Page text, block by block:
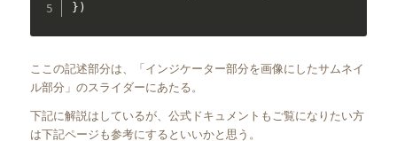
} )
ここの記述部分は、「インジケーター部分を画像にしたサムネイ
ル部分」のスライダーにあたる。
下記に解説はしているが、公式ドキュメントもご覧になりたい方
は下記ページも参考にするといいかと思う。